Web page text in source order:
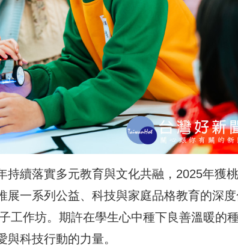
續落實多元教育與文化共融，2025年獲
一系列公益、科技與家庭品格教育的深度
工作坊。期許在學生心中種下良善溫暖的種
科技行動的力量。